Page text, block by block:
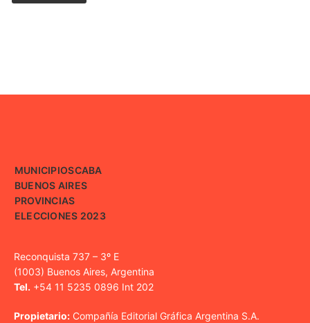
MUNICIPIOSCABA
BUENOS AIRES
PROVINCIAS
ELECCIONES 2023
Reconquista 737 – 3º E
(1003) Buenos Aires, Argentina
Tel. +54 11 5235 0896 Int 202
Propietario: Compañía Editorial Gráfica Argentina S.A.